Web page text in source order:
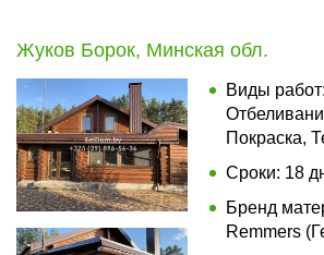
Жуков Борок, Минская обл.
Виды
Покраска,
Сроки: 18
Бренд
Remmers